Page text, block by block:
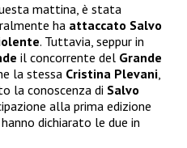
mattina, è stata
ha attaccato Salvo
. Tuttavia, seppur in
il concorrente del Grande
la stessa Cristina Plevani,
la conoscenza di Salvo
alla prima edizione
dichiarato le due in